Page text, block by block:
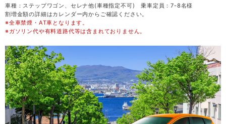
金 21
土 22
日 23
月 24
車種：ステップワゴン、セレナ他(車種指定不可) 乗車定員：7-8名様
割増金額の詳細はカレンダー内からご確認ください。
※全車禁煙・AT車となります。
※ガソリン代や有料道路代等は含まれておりません。